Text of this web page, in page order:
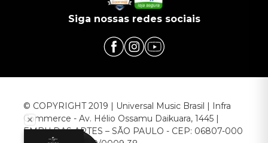
Siga nossas redes sociais
© COPYRIGHT 2019 | Universal Music Brasil | Infra
Commerce - Av. Hélio Ossamu Daikuara, 1445 |
EMBU DAS ARTES – SÃO PAULO - CEP: 06807-000